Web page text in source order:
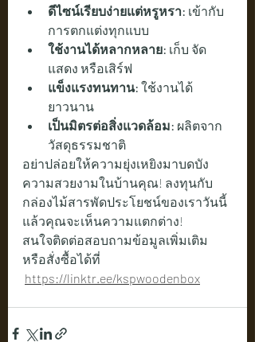
ดีไซน์เรียบง่ายแต่หรูหรา: เข้ากับ
การตกแต่งทุกแบบ
ใช้งานได้หลากหลาย: เก็บ จัด
แสดง หรือเสิร์ฟ
แข็งแรงทนทาน: ใช้งานได้
ยาวนาน
เป็นมิตรต่อสิ่งแวดล้อม: ผลิตจาก
วัสดุธรรมชาติ
อย่าปล่อยให้ความยุ่งเหยิงมาบดบัง
ความสวยงามในบ้านคุณ! ลงทุนกับ
กล่องไม้สารพัดประโยชน์ของเราวันนี้
แล้วคุณจะเห็นความแตกต่าง!
สนใจติดต่อสอบถามข้อมูลเพิ่มเติม
หรือสั่งซื้อได้ที่
https://linktr.ee/kspwoodenbox